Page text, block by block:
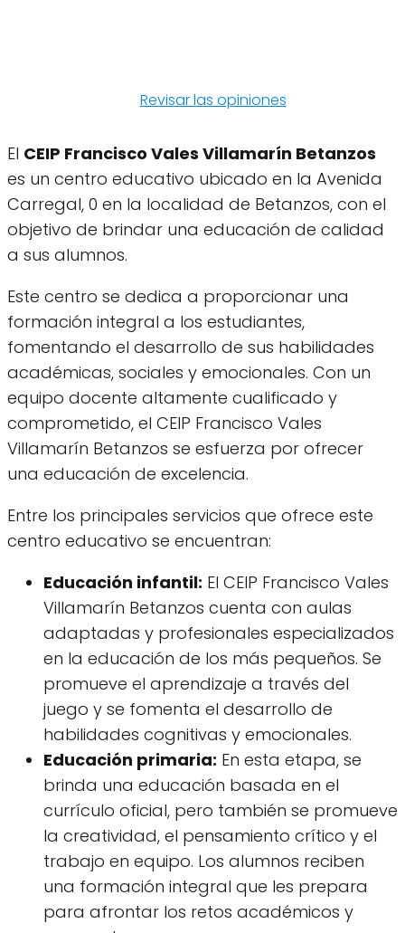
Revisar las opiniones
El CEIP Francisco Vales Villamarín Betanzos
es un centro educativo ubicado en la Avenida
Carregal, 0 en la localidad de Betanzos, con el
objetivo de brindar una educación de calidad
a sus alumnos.
Este centro se dedica a proporcionar una
formación integral a los estudiantes,
fomentando el desarrollo de sus habilidades
académicas, sociales y emocionales. Con un
equipo docente altamente cualificado y
comprometido, el CEIP Francisco Vales
Villamarín Betanzos se esfuerza por ofrecer
una educación de excelencia.
Entre los principales servicios que ofrece este
centro educativo se encuentran:
Educación infantil: El CEIP Francisco Vales
Villamarín Betanzos cuenta con aulas
adaptadas y profesionales especializados
en la educación de los más pequeños. Se
promueve el aprendizaje a través del
juego y se fomenta el desarrollo de
habilidades cognitivas y emocionales.
Educación primaria: En esta etapa, se
brinda una educación basada en el
currículo oficial, pero también se promueve
la creatividad, el pensamiento crítico y el
trabajo en equipo. Los alumnos reciben
una formación integral que les prepara
para afrontar los retos académicos y